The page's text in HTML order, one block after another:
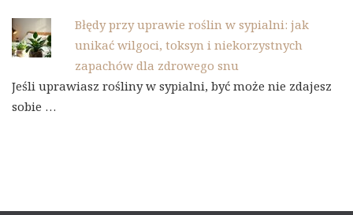
Błędy przy uprawie roślin w sypialni: jak
unikać wilgoci, toksyn i niekorzystnych
zapachów dla zdrowego snu
Jeśli uprawiasz rośliny w sypialni, być może nie zdajesz
sobie …